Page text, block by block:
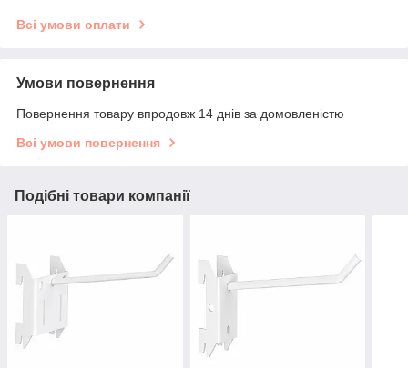
Всі умови оплати
Умови повернення
Повернення товару впродовж 14 днів за домовленістю
Всі умови повернення
Подібні товари компанії